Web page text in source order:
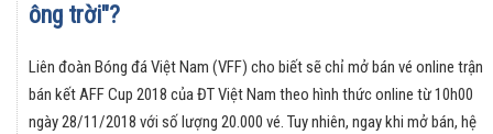
ông trời"?
Liên đoàn Bóng đá Việt Nam (VFF) cho biết sẽ chỉ mở bán vé online trận
bán kết AFF Cup 2018 của ĐT Việt Nam theo hình thức online từ 10h00
ngày 28/11/2018 với số lượng 20.000 vé. Tuy nhiên, ngay khi mở bán, hệ